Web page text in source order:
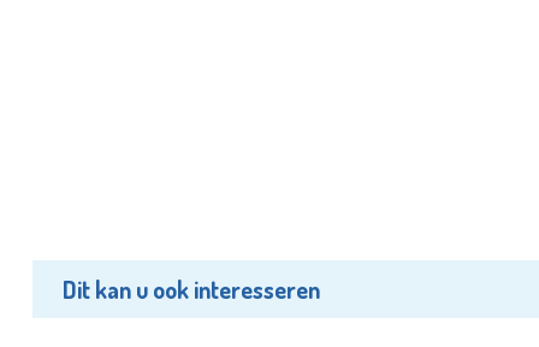
Dit kan u ook interesseren